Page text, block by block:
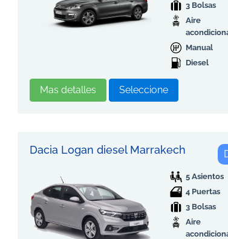
3 Bolsas
Aire
Manual
Diesel
Mas detalles Seleccione
Dacia Logan diesel Marrakech
5 Asientos
4 Puertas
3 Bolsas
Aire